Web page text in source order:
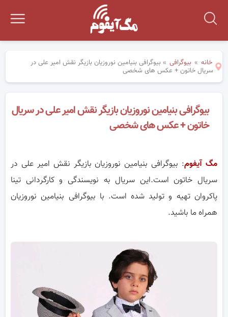
خانه » بیوگرافی » بیوگرافی بنیامین نوروزیان بازیگر نقش امیر علی در
سریال خاتون + عکس های شخصی
بیوگرافی بنیامین نوروزیان بازیگر نقش امیر علی در سریال
خاتون + عکس های شخصی
مگ آیفوم: بیوگرافی بنیامین نوروزیان بازیگر نقش امیر علی در
سریال خاتون است.این سریال به نویسندگی و کارگردانی تینا
پاکروان تهیه و تولید شده است. با بیوگرافی بنیامین نوروزیان
همراه ما باشید.